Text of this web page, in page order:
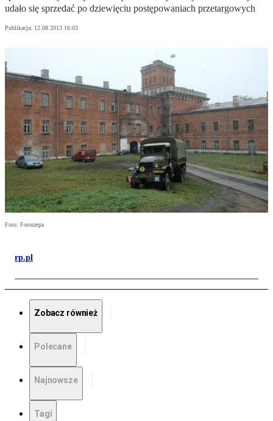
udało się sprzedać po dziewięciu postępowaniach przetargowych
Publikacja: 12.08.2013 16:03
Foto: Fotorzepa
rp.pl
Zobacz również
Polecane
Najnowsze
Tagi